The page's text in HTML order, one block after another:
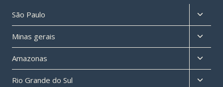
São Paulo
menu
filho
Minas gerais
menu
filho
Amazonas
menu
filho
Rio Grande do Sul